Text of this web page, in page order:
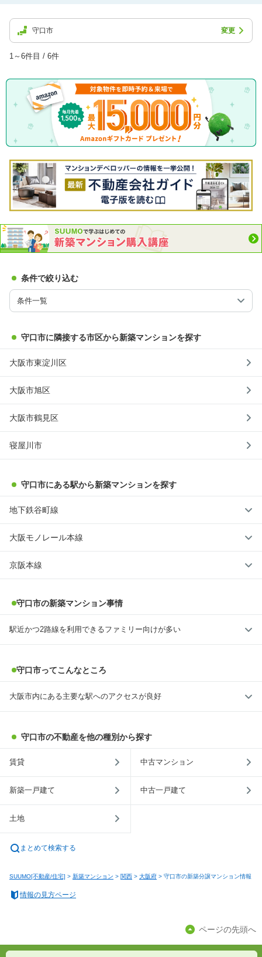
守口市 変更
1～6件目 / 6件
条件で絞り込む
条件一覧
守口市に隣接する市区から新築マンションを探す
大阪市東淀川区
大阪市旭区
大阪市鶴見区
寝屋川市
守口市にある駅から新築マンションを探す
地下鉄谷町線
大阪モノレール本線
京阪本線
守口市の新築マンション事情
駅近かつ2路線を利用できるファミリー向けが多い
守口市ってこんなところ
大阪市内にある主要な駅へのアクセスが良好
守口市の不動産を他の種別から探す
賃貸 中古マンション
新築一戸建て 中古一戸建て
土地
まとめて検索する
SUUMO[不動産/住宅] > 新築マンション > 関西 > 大阪府 > 守口市の新築分譲マンション情報
情報の見方ページ
ページの先頭へ